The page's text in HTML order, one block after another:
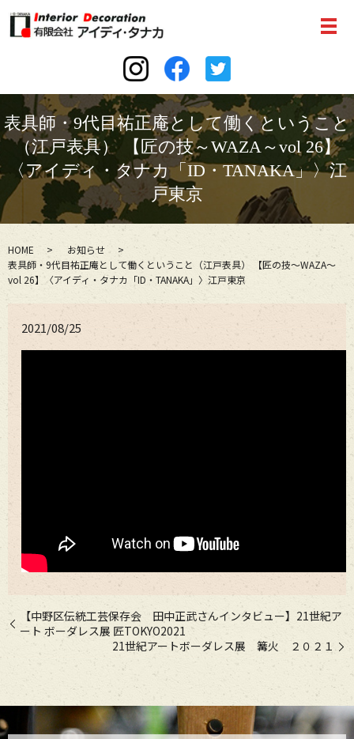
表具師・9代目祐正庵として働くということ
（江戸表具） 【匠の技～WAZA～vol 26】
〈アイディ・タナカ「ID・TANAKA」〉江
戸東京
HOME
お知らせ
表具師・9代目祐正庵として働くということ（江戸表具） 【匠の技～WAZA～
vol 26】〈アイディ・タナカ「ID・TANAKA」〉江戸東京
2021/08/25
【中野区伝統工芸保存会 田中正武さんインタビュー】21世紀ア
ート ボーダレス展 匠TOKYO2021
21世紀アートボーダレス展 篝火 ２０２１